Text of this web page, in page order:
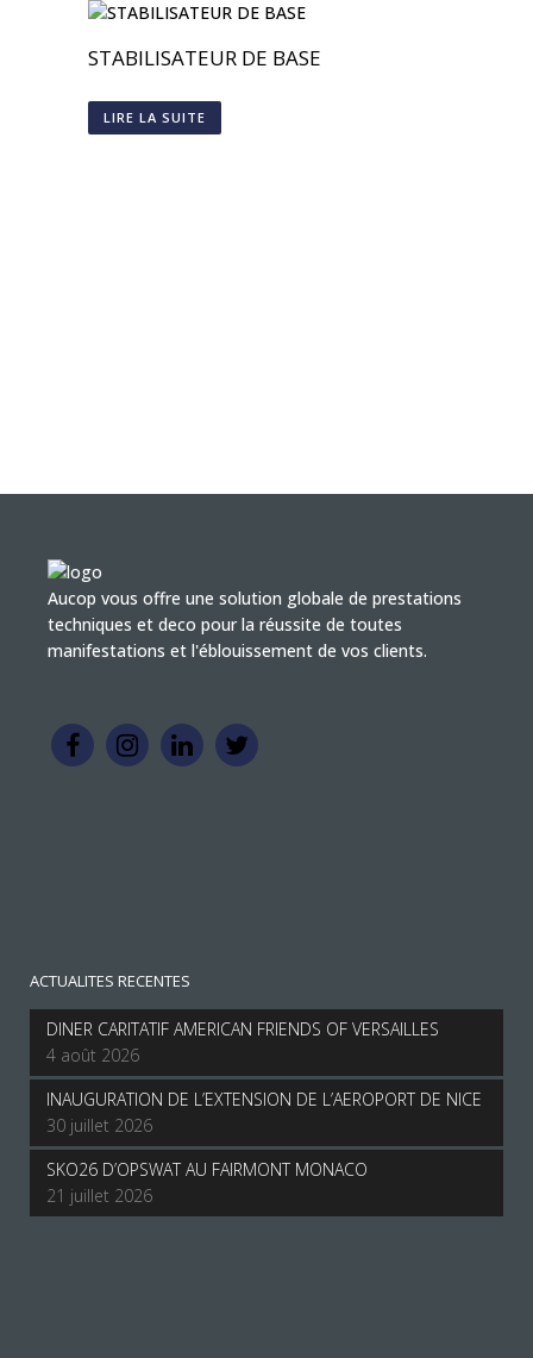
STABILISATEUR DE BASE
LIRE LA SUITE
Aucop vous offre une solution globale de prestations
techniques et deco pour la réussite de toutes
manifestations et l'éblouissement de vos clients.
ACTUALITES RECENTES
DINER CARITATIF AMERICAN FRIENDS OF VERSAILLES
4 août 2026
INAUGURATION DE L’EXTENSION DE L’AEROPORT DE NICE
30 juillet 2026
SKO26 D’OPSWAT AU FAIRMONT MONACO
21 juillet 2026